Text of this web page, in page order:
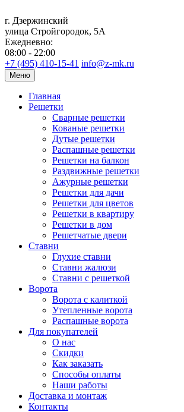
г. Дзержинский
улица Стройгородок, 5А
Ежедневно:
08:00 - 22:00
+7 (495) 410-15-41 info@z-mk.ru
Меню
Главная
Решетки
Сварные решетки
Кованые решетки
Дутые решетки
Распашные решетки
Решетки на балкон
Раздвижные решетки
Ажурные решетки
Решетки для дачи
Решетки для цветов
Решетки в квартиру
Решетки в дом
Решетчатые двери
Ставни
Глухие ставни
Ставни жалюзи
Ставни с решеткой
Ворота
Ворота с калиткой
Утепленные ворота
Распашные ворота
Для покупателей
О нас
Скидки
Как заказать
Способы оплаты
Наши работы
Доставка и монтаж
Контакты